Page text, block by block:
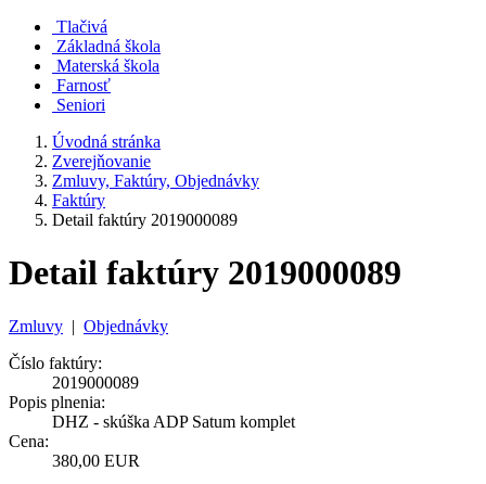
Tlačivá
Základná škola
Materská škola
Farnosť
Seniori
Úvodná stránka
Zverejňovanie
Zmluvy, Faktúry, Objednávky
Faktúry
Detail faktúry 2019000089
Detail faktúry 2019000089
Zmluvy | Objednávky
Číslo faktúry:
2019000089
Popis plnenia:
DHZ - skúška ADP Satum komplet
Cena:
380,00 EUR